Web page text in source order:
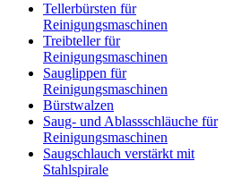
Tellerbürsten für
Reinigungsmaschinen
Treibteller für
Reinigungsmaschinen
Sauglippen für
Reinigungsmaschinen
Bürstwalzen
Saug- und Ablassschläuche für
Reinigungsmaschinen
Saugschlauch verstärkt mit
Stahlspirale